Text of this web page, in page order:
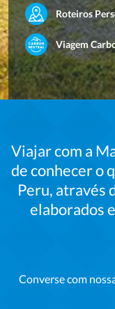
Roteiros
Viagem
Viajar com a
de conhecer o
Peru, através
elaborados
Converse com